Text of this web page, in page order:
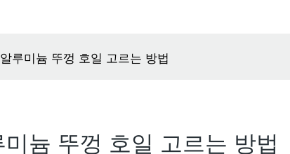
루미늄 뚜껑 호일 고르는 방법
늄 뚜껑 호일 고르는 방법